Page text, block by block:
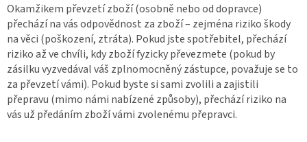
Okamžikem převzetí zboží (osobně nebo od dopravce)
přechází na vás odpovědnost za zboží – zejména riziko škody
na věci (poškození, ztráta). Pokud jste spotřebitel, přechází
riziko až ve chvíli, kdy zboží fyzicky převezmete (pokud by
zásilku vyzvedával váš zplnomocněný zástupce, považuje se to
za převzetí vámi). Pokud byste si sami zvolili a zajistili
přepravu (mimo námi nabízené způsoby), přechází riziko na
vás už předáním zboží vámi zvolenému přepravci.